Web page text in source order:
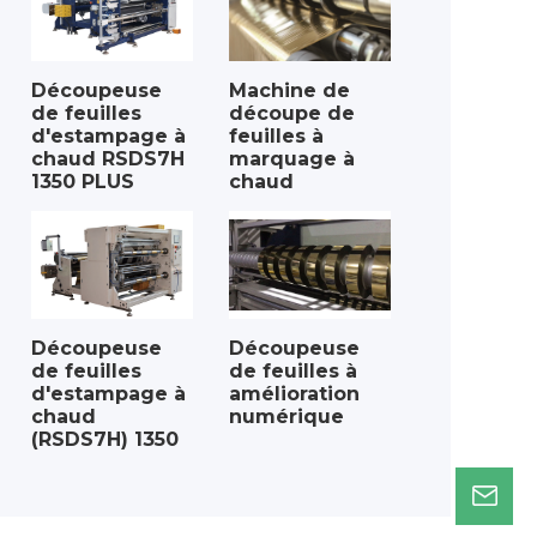
Découpeuse
de feuilles
d'estampage à
chaud RSDS7H
1350 PLUS
Machine de
découpe de
feuilles à
marquage à
chaud
Découpeuse
de feuilles
d'estampage à
chaud
(RSDS7H) 1350
Découpeuse
de feuilles à
amélioration
numérique